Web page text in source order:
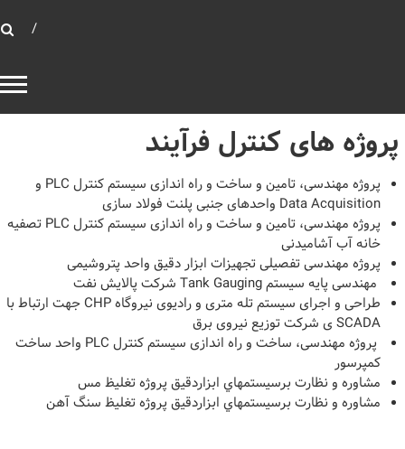
پروژه های کنترل فرآیند
پروژه مهندسی، تامین و ساخت و راه اندازی سیستم کنترل PLC و
Data Acquisition واحدهای جنبی پلنت فولاد سازی
پروژه مهندسی، تامین و ساخت و راه اندازی سیستم کنترل PLC تصفیه
خانه آب آشامیدنی
پروژه مهندسی تفصیلی تجهیزات ابزار دقیق واحد پتروشیمی
مهندسی پایه سیستم Tank Gauging شرکت پالایش نفت
طراحی و اجرای سیستم تله متری و رادیوی نیروگاه CHP جهت ارتباط با
SCADA ی شرکت توزیع نیروی برق
پروژه مهندسی، ساخت و راه اندازی سیستم کنترل PLC واحد ساخت
کمپرسور
مشاوره و نظارت برسيستمهاي ابزاردقيق پروژه تغليظ مس
مشاوره و نظارت برسيستمهاي ابزاردقيق پروژه تغليظ سنگ آهن